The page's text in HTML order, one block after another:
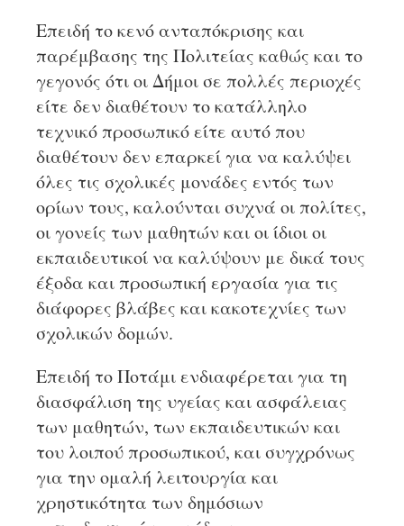
Επειδή το κενό ανταπόκρισης και
παρέμβασης της Πολιτείας καθώς και το
γεγονός ότι οι Δήμοι σε πολλές περιοχές
είτε δεν διαθέτουν το κατάλληλο
τεχνικό προσωπικό είτε αυτό που
διαθέτουν δεν επαρκεί για να καλύψει
όλες τις σχολικές μονάδες εντός των
ορίων τους, καλούνται συχνά οι πολίτες,
οι γονείς των μαθητών και οι ίδιοι οι
εκπαιδευτικοί να καλύψουν με δικά τους
έξοδα και προσωπική εργασία για τις
διάφορες βλάβες και κακοτεχνίες των
σχολικών δομών.
Επειδή το Ποτάμι ενδιαφέρεται για τη
διασφάλιση της υγείας και ασφάλειας
των μαθητών, των εκπαιδευτικών και
του λοιπού προσωπικού, και συγχρόνως
για την ομαλή λειτουργία και
χρηστικότητα των δημόσιων